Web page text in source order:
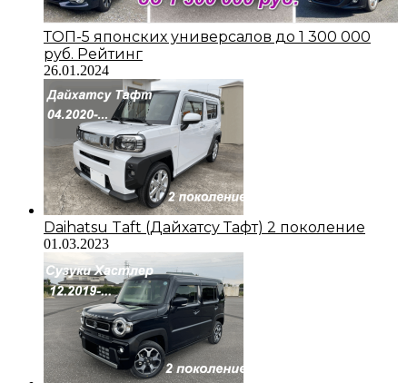
ТОП-5 японских универсалов до 1 300 000
руб. Рейтинг
26.01.2024
Daihatsu Taft (Дайхатсу Тафт) 2 поколение
01.03.2023